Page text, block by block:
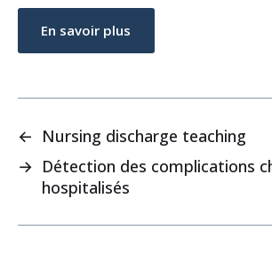
En savoir plus
← Nursing discharge teaching
→ Détection des complications
hospitalisés